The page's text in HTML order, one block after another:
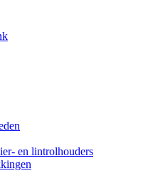
en lintrolhouders